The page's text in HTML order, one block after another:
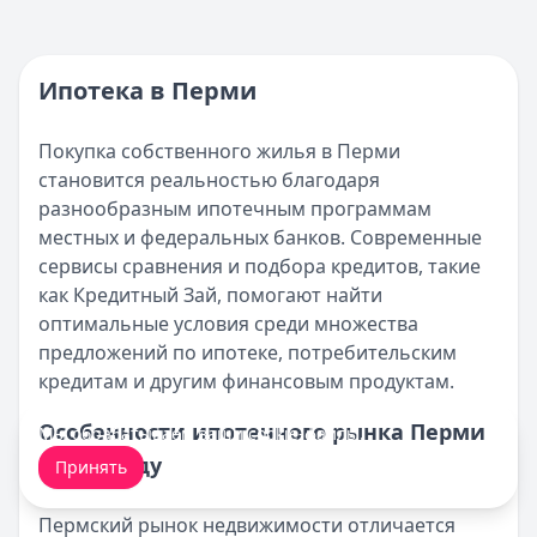
Категория:Ипотека
Программа АИЖК по ипотеке
Кратко:Получите ипотеку на выгодных условиях:
Опубликовано:17 ноября 2025 г.
Категория:Ипотека
Читать статью
Оформление вкладов с ежемесячной выплатой
Кратко:В статье рассматриваются актуальные
Опубликовано: 17 ноября 2025 г.
Категория:Ипотека
Читать статью
Документы для получения ипотеки в СберБанке
Кратко:Оформление ипотеки стало доступнее
Опубликовано:17 ноября 2025 г.
Ипотека в Перми
Покупка собственного жилья в Перми
становится реальностью благодаря
разнообразным ипотечным программам
местных и федеральных банков. Современные
сервисы сравнения и подбора кредитов, такие
как Кредитный Зай, помогают найти
оптимальные условия среди множества
предложений по ипотеке, потребительским
кредитам и другим финансовым продуктам.
Особенности ипотечного рынка Перми
в 2025 году
Пермский рынок недвижимости отличается
Мы обрабатываем ваши cookie-файлы.
Принять